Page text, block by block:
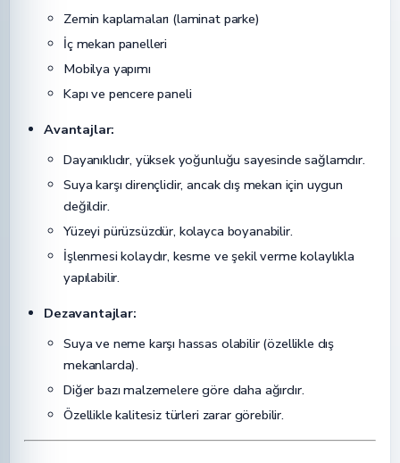
Zemin kaplamaları (laminat parke)
İç mekan panelleri
Mobilya yapımı
Kapı ve pencere paneli
Avantajlar:
Dayanıklıdır, yüksek yoğunluğu sayesinde sağlamdır.
Suya karşı dirençlidir, ancak dış mekan için uygun
değildir.
Yüzeyi pürüzsüzdür, kolayca boyanabilir.
İşlenmesi kolaydır, kesme ve şekil verme kolaylıkla
yapılabilir.
Dezavantajlar:
Suya ve neme karşı hassas olabilir (özellikle dış
mekanlarda).
Diğer bazı malzemelere göre daha ağırdır.
Özellikle kalitesiz türleri zarar görebilir.